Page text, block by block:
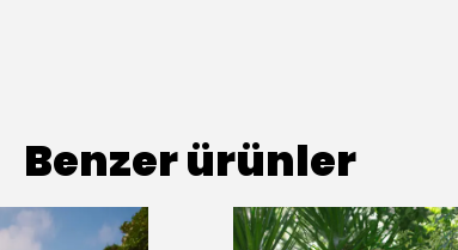
Benzer ürünler